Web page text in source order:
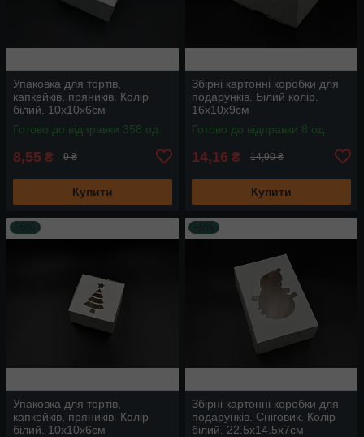
Упаковка для тортів,
капкейків, пряників. Колір
білий. 10х10х6см
Готово до відправки 358 од.
8,55 ₴ 9 ₴
Купити
Збірні картонні коробки для
подарунків. Білий колір.
16х10х9см
Готово до відправки 8 од.
14,16 ₴ 14,90 ₴
Купити
Упаковка для тортів,
капкейків, пряників. Колір
білий. 10х10х6см
Збірні картонні коробки для
подарунків. Сніговик. Колір
білий. 22.5х14.5х7см